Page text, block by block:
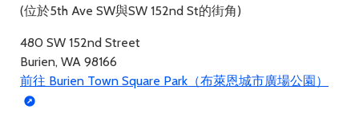
(位於5th Ave SW與SW 152nd St的街角)
480 SW 152nd Street
Burien, WA 98166
前往 Burien Town Square Park（布萊恩城市廣場公園）